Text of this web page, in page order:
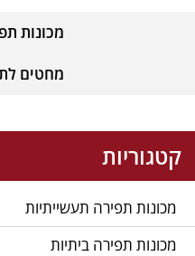
מכונות
מחטים
קטגוריות
מכונות תפירה תעשייתיות
מכונות תפירה ביתיות